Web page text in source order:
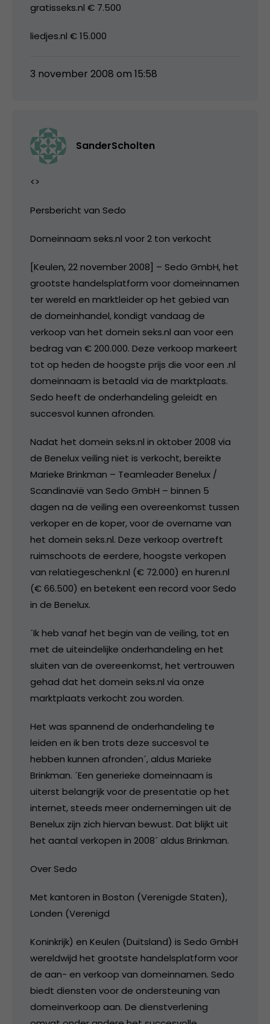
gratisseks.nl € 7.500
liedjes.nl € 15.000
3 november 2008 om 15:58
SanderScholten
<>
Persbericht van Sedo
Domeinnaam seks.nl voor 2 ton verkocht
[Keulen, 22 november 2008] – Sedo GmbH, het
grootste handelsplatform voor domeinnamen
ter wereld en marktleider op het gebied van
de domeinhandel, kondigt vandaag de
verkoop van het domein seks.nl aan voor een
bedrag van € 200.000. Deze verkoop markeert
tot op heden de hoogste prijs die voor een .nl
domeinnaam is betaald via de marktplaats.
Sedo heeft de onderhandeling geleidt en
succesvol kunnen afronden.
Nadat het domein seks.nl in oktober 2008 via
de Benelux veiling niet is verkocht, bereikte
Marieke Brinkman – Teamleader Benelux /
Scandinavië van Sedo GmbH – binnen 5
dagen na de veiling een overeenkomst tussen
verkoper en de koper, voor de overname van
het domein seks.nl. Deze verkoop overtreft
ruimschoots de eerdere, hoogste verkopen
van relatiegeschenk.nl (€ 72.000) en huren.nl
(€ 66.500) en betekent een record voor Sedo
in de Benelux.
´Ik heb vanaf het begin van de veiling, tot en
met de uiteindelijke onderhandeling en het
sluiten van de overeenkomst, het vertrouwen
gehad dat het domein seks.nl via onze
marktplaats verkocht zou worden.
Het was spannend de onderhandeling te
leiden en ik ben trots deze succesvol te
hebben kunnen afronden´, aldus Marieke
Brinkman. ´Een generieke domeinnaam is
uiterst belangrijk voor de presentatie op het
internet, steeds meer ondernemingen uit de
Benelux zijn zich hiervan bewust. Dat blijkt uit
het aantal verkopen in 2008´ aldus Brinkman.
Over Sedo
Met kantoren in Boston (Verenigde Staten),
Londen (Verenigd
Koninkrijk) en Keulen (Duitsland) is Sedo GmbH
wereldwijd het grootste handelsplatform voor
de aan- en verkoop van domeinnamen. Sedo
biedt diensten voor de ondersteuning van
domeinverkoop aan. De dienstverlening